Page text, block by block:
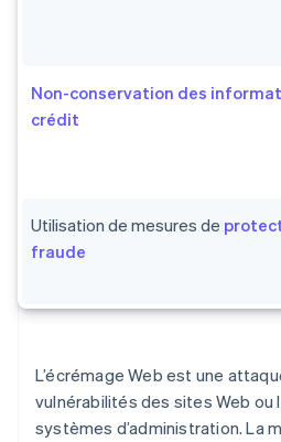
Non-conservation des
crédit
Utilisation de mesures de
fraude
L’écrémage Web est une
vulnérabilités des sites Web ou
systèmes d’administration. La